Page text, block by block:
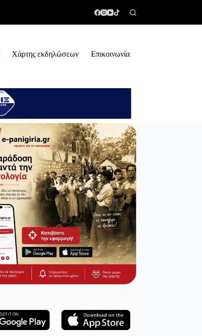
Χάρτης εκδηλώσεων Επικοινωνία